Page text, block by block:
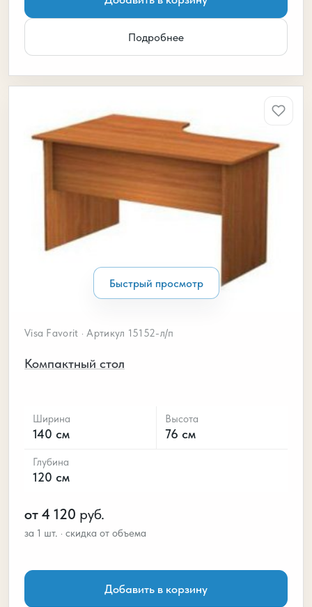
Подробнее
Быстрый просмотр
Visa Favorit · Артикул 15152-л/п
Компактный стол
Ширина
140 см
Высота
76 см
Глубина
120 см
от 4 120 руб.
Добавить в корзину